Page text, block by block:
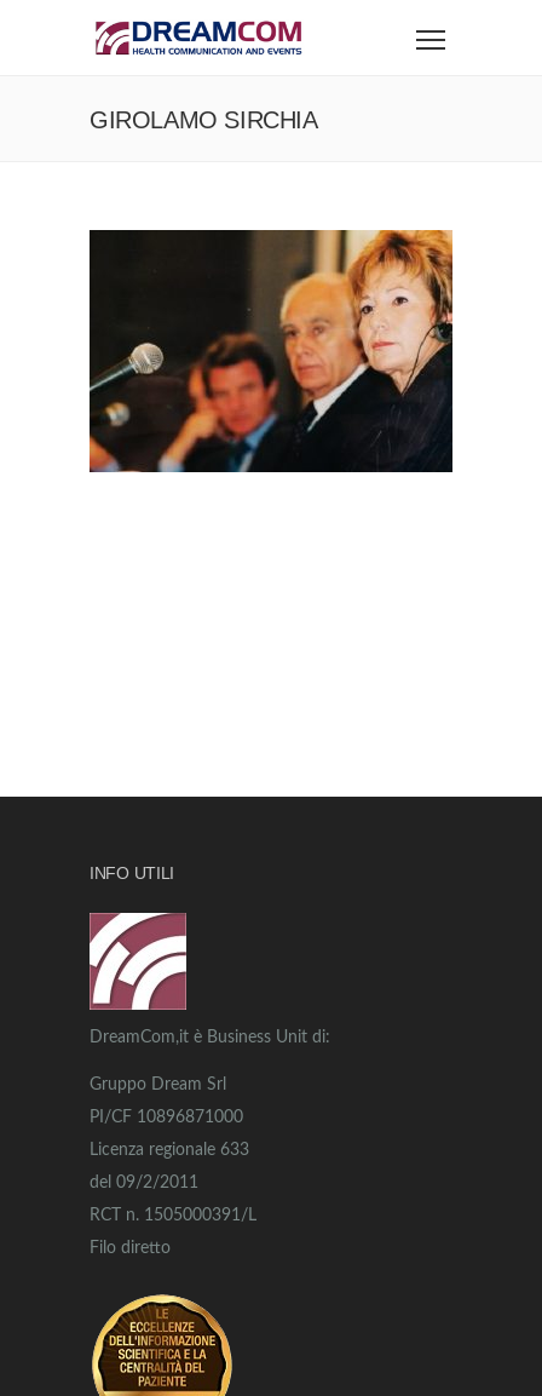
GIROLAMO SIRCHIA
INFO UTILI
DreamCom,it è Business Unit di:
Gruppo Dream Srl
PI/CF 10896871000
Licenza regionale 633
del 09/2/2011
RCT n. 1505000391/L
Filo diretto